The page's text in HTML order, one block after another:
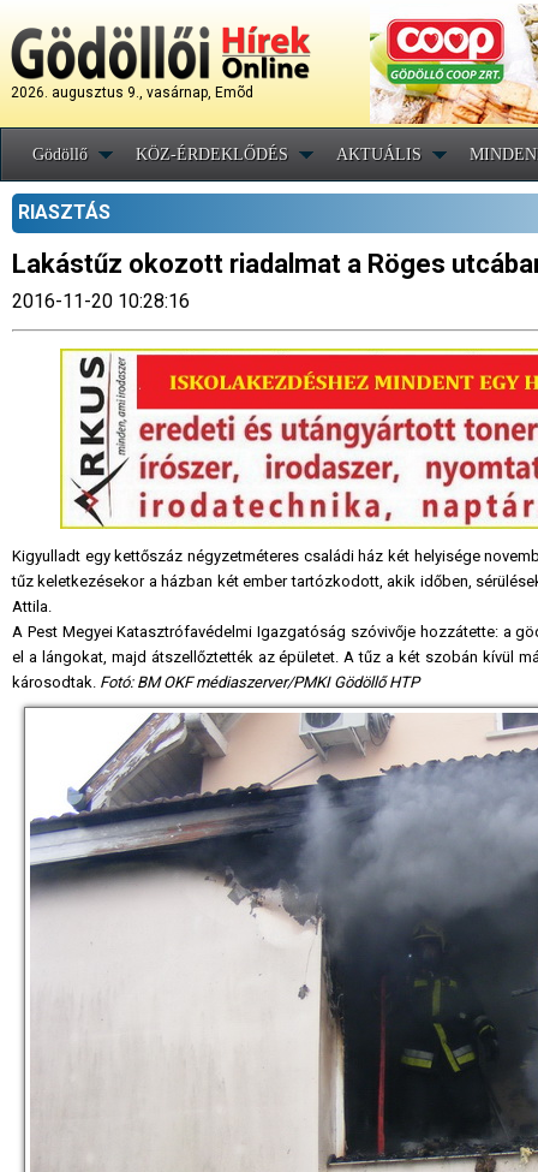
2026. augusztus 9., vasárnap, Emõd
Gödöllő KÖZ-ÉRDEKLŐDÉS AKTUÁLIS
RIASZTÁS
Lakástűz okozott riadalmat a Röges
2016-11-20 10:28:16
Kigyulladt egy kettőszáz négyzetméteres családi ház két helyisége
tűz keletkezésekor a házban két ember tartózkodott, akik időben,
Attila.
A Pest Megyei Katasztrófavédelmi Igazgatóság szóvivője hozzátette: a
el a lángokat, majd átszellőztették az épületet. A tűz a két szobán kívül
károsodtak. Fotó: BM OKF médiaszerver/PMKI Gödöllő HTP